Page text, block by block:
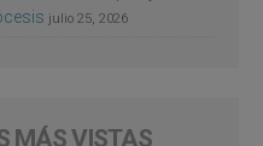
julio 25, 2026
MÁS VISTAS